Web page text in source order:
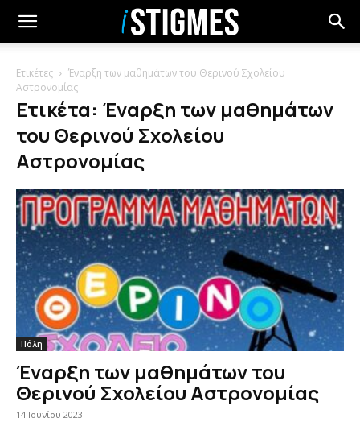
Ετικέτες
Έναρξη των μαθημάτων του Θερινού Σχολείου
Αστρονομίας
Ετικέτα: Έναρξη των μαθημάτων
του Θερινού Σχολείου
Αστρονομίας
Πόλη
Έναρξη των μαθημάτων του
Θερινού Σχολείου Αστρονομίας
14 Ιουνίου 2023